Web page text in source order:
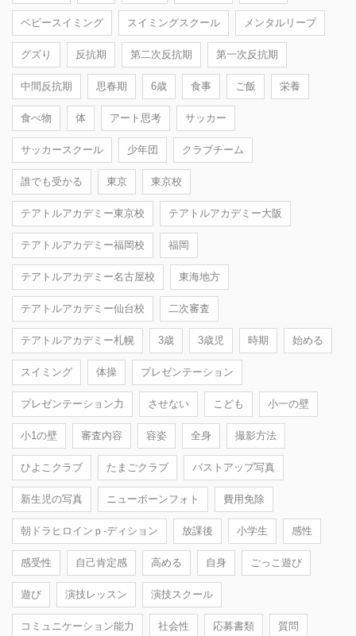
ベビースイミング スイミングスクール メンタルリープ
グズり 反抗期 第二次反抗期 第一次反抗期
中間反抗期 思春期 6歳 食事 ご飯 栄養
食べ物 体 アート思考 サッカー
サッカースクール 少年団 クラブチーム
誰でも受かる 東京 東京校
テアトルアカデミー東京校 テアトルアカデミー大阪
テアトルアカデミー福岡校 福岡
テアトルアカデミー名古屋校 東海地方
テアトルアカデミー仙台校 二次審査
テアトルアカデミー札幌 3歳 3歳児 時期 始める
スイミング 体操 プレゼンテーション
プレゼンテーション力 させない こども 小一の壁
小1の壁 審査内容 容姿 全身 撮影方法
ひよこクラブ たまごクラブ バストアップ写真
新生児の写真 ニューボーンフォト 費用免除
朝ドラヒロインｐ-ディション 放課後 小学生 感性
感受性 自己肯定感 高める 自身 ごっこ遊び
遊び 演技レッスン 演技スクール
コミュニケーション能力 社会性 応募書類 質問